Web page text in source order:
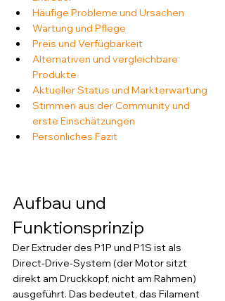
Häufige Probleme und Ursachen
Wartung und Pflege
Preis und Verfügbarkeit
Alternativen und vergleichbare
Produkte
Aktueller Status und Markterwartung
Stimmen aus der Community und
erste Einschätzungen
Persönliches Fazit
Aufbau und
Funktionsprinzip
Der Extruder des P1P und P1S ist als
Direct-Drive-System (der Motor sitzt
direkt am Druckkopf, nicht am Rahmen)
ausgeführt. Das bedeutet, das Filament